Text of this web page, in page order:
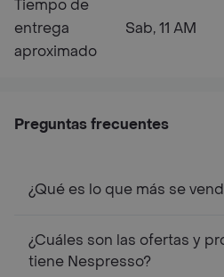
Tiempo de
entrega
aproximado
Sab, 11 AM
Preguntas frecuentes
¿Qué es lo que más se
¿Cuáles son las ofertas y
tiene Nespresso?